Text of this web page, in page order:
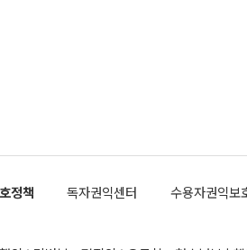
를 공식적으로 요구한 적이 없기 때문
1994년 북·미 제네바 기본합의는 핵시
료는 "모든 북핵 협상은 북한의 비핵화
정책 독자권익센터 수용자권익보